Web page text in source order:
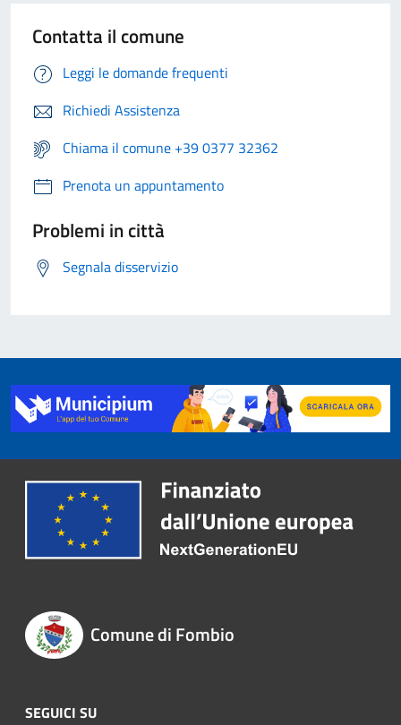
Contatta il comune
Leggi le domande frequenti
Richiedi Assistenza
Chiama il comune +39 0377 32362
Prenota un appuntamento
Problemi in città
Segnala disservizio
Comune di Fombio
SEGUICI SU